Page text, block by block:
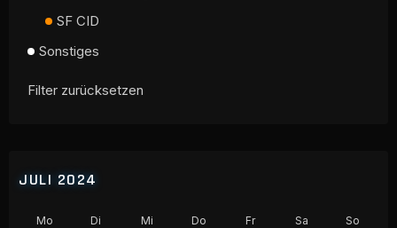
SF CID
Sonstiges
Filter zurücksetzen
JULI 2024
Mo Di Mi Do Fr Sa So